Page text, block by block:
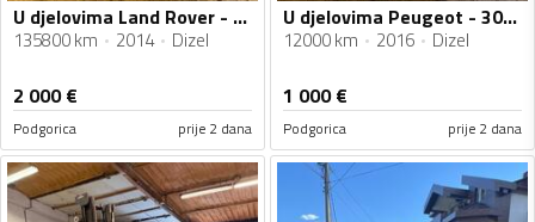
U djelovima Land Rover - Range Rover 3.0 SDV6
135800 km 2014 Dizel
2 000€
Podgorica prije 2 dana
U djelovima Peugeot - 3008 1.2b
12000 km 2016 Dizel
1 000€
Podgorica prije 2 dana